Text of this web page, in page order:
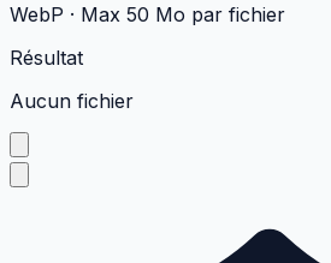
WebP · Max 50 Mo par fichier
Résultat
Aucun fichier